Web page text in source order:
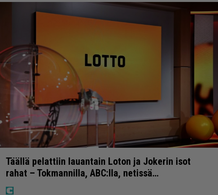
Täällä pelattiin lauantain Loton ja Jokerin isot
rahat – Tokmannilla, ABC:lla, netissä…